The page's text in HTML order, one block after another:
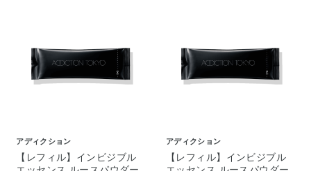
アディクション
【レフィル】インビジブル
アディクション
【レフィル】インビジブル